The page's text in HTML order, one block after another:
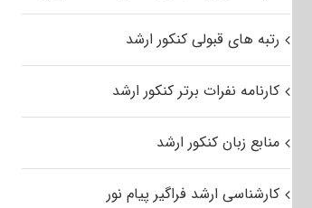
رتبه های قبولی کنکور ارشد
کارنامه نفرات برتر کنکور ارشد
منابع زبان کنکور ارشد
کارشناسی ارشد فراگیر پیام نور